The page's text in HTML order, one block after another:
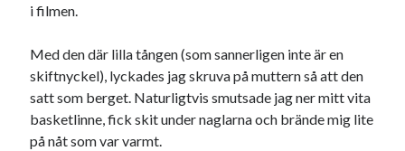
i filmen.
Med den där lilla tången (som sannerligen inte är en
skiftnyckel), lyckades jag skruva på muttern så att den
satt som berget. Naturligtvis smutsade jag ner mitt vita
basketlinne, fick skit under naglarna och brände mig lite
på nåt som var varmt.